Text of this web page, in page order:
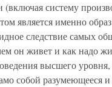
(включая систему
является именно
следствие самых
он живет и как надо
высшего
собой разумеющееся